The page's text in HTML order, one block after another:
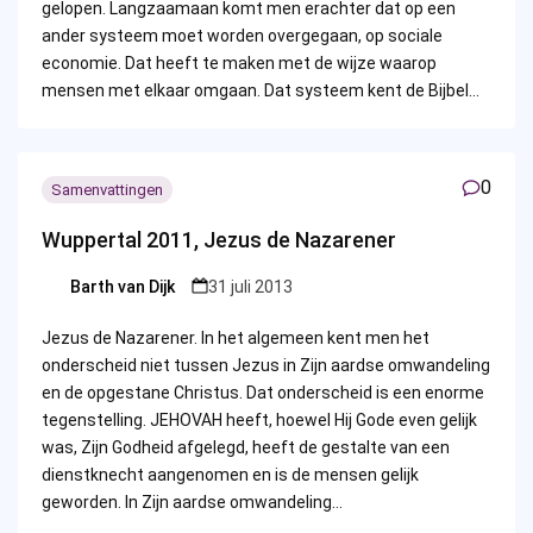
gelopen. Langzaamaan komt men erachter dat op een
ander systeem moet worden overgegaan, op sociale
economie. Dat heeft te maken met de wijze waarop
mensen met elkaar omgaan. Dat systeem kent de Bijbel…
Samenvattingen 0
Wuppertal 2011, Jezus de Nazarener
Posted
Barth van Dijk 31 juli 2013
Jezus de Nazarener. In het algemeen kent men het
onderscheid niet tussen Jezus in Zijn aardse omwandeling
en de opgestane Christus. Dat onderscheid is een enorme
tegenstelling. JEHOVAH heeft, hoewel Hij Gode even gelijk
was, Zijn Godheid afgelegd, heeft de gestalte van een
dienstknecht aangenomen en is de mensen gelijk
geworden. In Zijn aardse omwandeling…